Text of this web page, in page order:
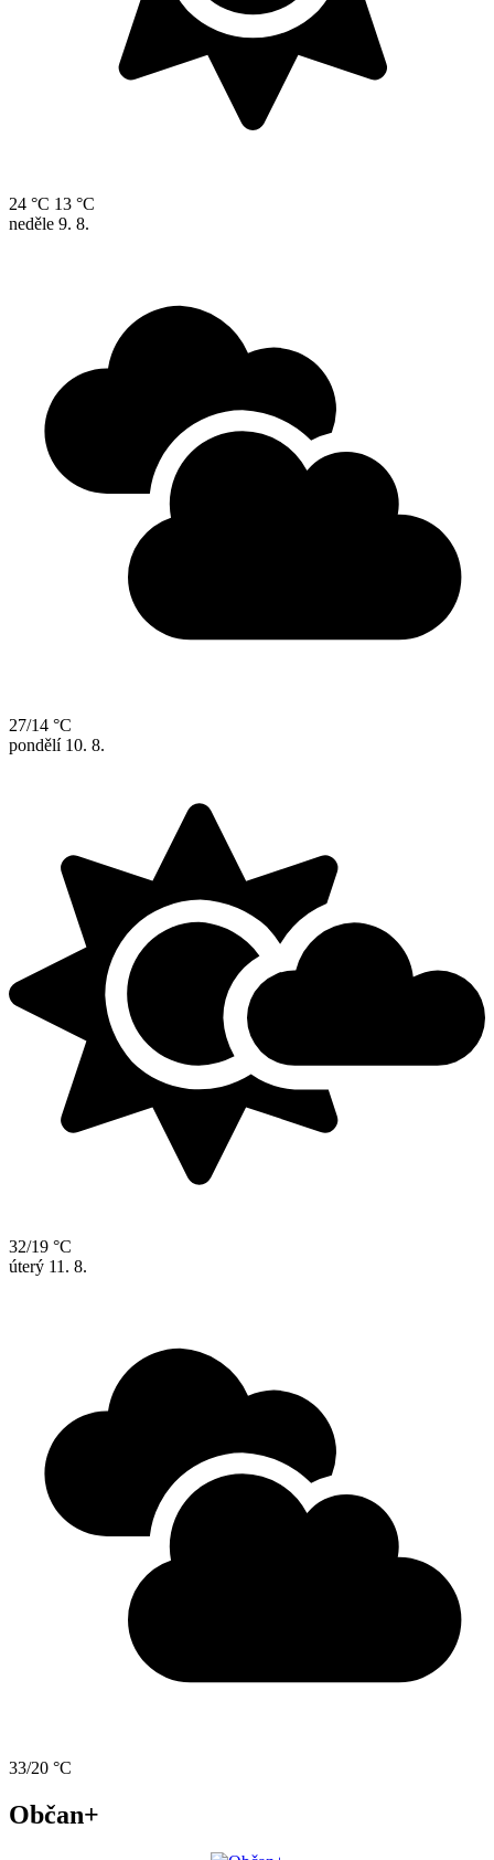
24 °C 13 °C
neděle 9. 8.
27/14 °C
pondělí 10. 8.
32/19 °C
úterý 11. 8.
33/20 °C
Občan+